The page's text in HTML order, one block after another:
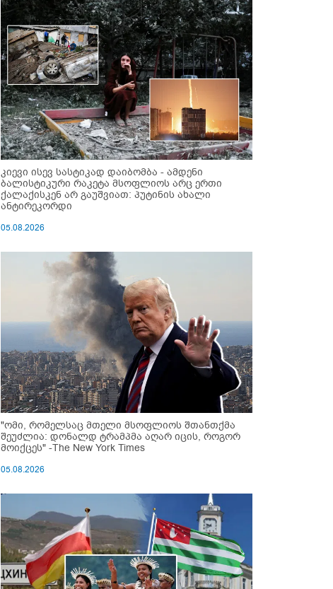
კიევი ისევ სასტიკად დაიბომბა - ამდენი
ბალისტიკური რაკეტა მსოფლიოს არც ერთი
ქალაქისკენ არ გაუშვიათ: პუტინის ახალი
ანტირეკორდი
05.08.2026
"ომი, რომელსაც მთელი მსოფლიოს შთანთქმა
შეუძლია: დონალდ ტრამპმა აღარ იცის, როგორ
მოიქცეს" -The New York Times
05.08.2026